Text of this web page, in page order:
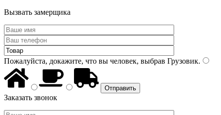
Вызвать замерщика
Пожалуйста, докажите, что вы человек, выбрав Грузовик.
Заказать звонок